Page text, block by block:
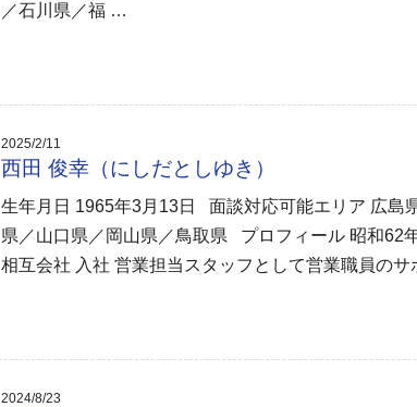
／石川県／福 …
2025/2/11
西田 俊幸（にしだとしゆき）
生年月日 1965年3月13日 面談対応可能エリア 広島
県／山口県／岡山県／鳥取県 プロフィール 昭和62
相互会社 入社 営業担当スタッフとして営業職員の
2024/8/23